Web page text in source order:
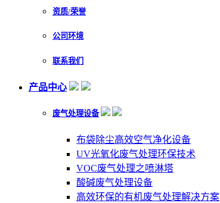
资质/荣誉
公司环境
联系我们
产品中心
废气处理设备
布袋除尘高效空气净化设备
UV光氧化废气处理环保技术
VOC废气处理之喷淋塔
酸碱废气处理设备
高效环保的有机废气处理解决方案